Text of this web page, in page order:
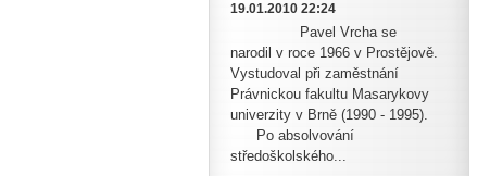
19.01.2010 22:24
Pavel Vrcha se
narodil v roce 1966 v Prostějově.
Vystudoval při zaměstnání
Právnickou fakultu Masarykovy
univerzity v Brně (1990 - 1995).
Po absolvování
středoškolského...